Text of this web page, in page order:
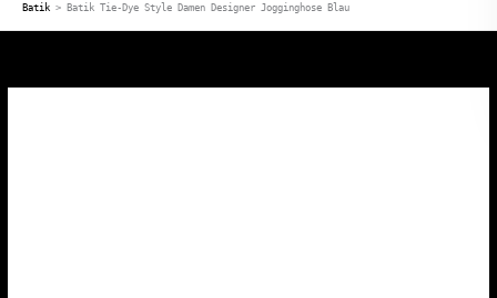
Batik > Batik Tie-Dye Style Damen Designer Jogginghose Blau